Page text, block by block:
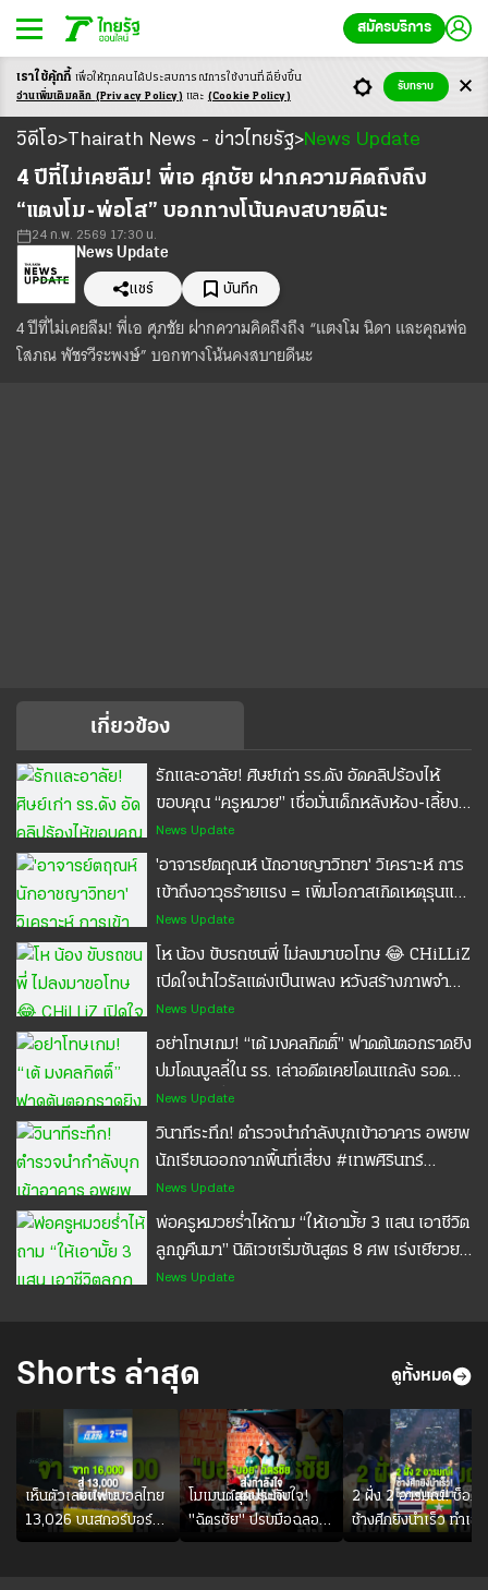
สมัครบริการ
วิดีโอ
วิดีโอ>Thairath News - ข่าวไทยรัฐ>News Update
Loaded:
4 ปีที่ไม่เคยลืม! พี่เอ ศุภชัย ฝากความคิดถึงถึง
“แตงโม-พ่อโส” บอกทางโน้นคงสบายดีนะ
24 ก.พ. 2569 17:30 น.
News Update
แชร์ บันทึก
4 ปีที่ไม่เคยลืม! พี่เอ ศุภชัย ฝากความคิดถึงถึง “แตงโม นิดา และคุณพ่อ
โสภณ พัชรวีระพงษ์” บอกทางโน้นคงสบายดีนะ
เกี่ยวข้อง
รักและอาลัย! ศิษย์เก่า รร.ดัง อัดคลิปร้องไห้
ขอบคุณ “ครูหมวย” เชื่อมั่นเด็กหลังห้อง-เลี้ยง
ข้าวตอนไม่มีตังค์ #ครูหมวย #เทพศิรินทร์
นนทบุรี #POPPU
News Update
'อาจารย์ตฤณห์ นักอาชญาวิทยา' วิเคราะห์ การ
เข้าถึงอาวุธร้ายแรง = เพิ่มโอกาสเกิดเหตุรุนแรง
#เทพศิรินทร์นนทบุรี #กราดยิง #POPPU
News Update
โห น้อง ขับรถชนพี่ ไม่ลงมาขอโทษ 😂 CHiLLiZ
เปิดใจนำไวรัลแต่งเป็นเพลง หวังสร้างภาพจำ
ครองใจแฟนคลับ
News Update
อย่าโทษเกม! “เต้ มงคลกิตติ์” ฟาดต้นตอกราดยิง
ปมโดนบูลลี่ใน รร. เล่าอดีตเคยโดนแกล้ง รอด
เพราะรุ่นพี่ช่วย #เทพศิรินทร์นนทบุรี #ไทยรัฐ
แคร์ชัวร์ #ประกันอุบัติเหตุ #ประกันมะเร็ง
News Update
วินาทีระทึก! ตำรวจนำกำลังบุกเข้าอาคาร อพยพ
นักเรียนออกจากพื้นที่เสี่ยง #เทพศิรินทร์
นนทบุรี #ไทยรัฐแคร์ชัวร์ #ประกันอุบัติเหตุ
#ประกันมะเร็ง
News Update
พ่อครูหมวยร่ำไห้ถาม “ให้เอามั้ย 3 แสน เอาชีวิต
ลูกกูคืนมา” นิติเวชเริ่มชันสูตร 8 ศพ เร่งเยียวยา
ครอบครัว #ครูหมวย #เทพศิรินทร์นนทบุรี
News Update
Shorts ล่าสุด ดูทั้งหมด
เห็นตัวเลขแฟนบอลไทย
13,026 บนสกอร์บอร์ด
แล้วแอบใจหาย น้อยกว่า
โมเมนต์สุดประทับใจ!
"ฉัตรชัย" ปรบมือฉลอง
ประตูแรกให้ดาวรุ่ง "เจะ
2 ฝั่ง 2 อารมณ์! ช็อต
ช้างศึกยิงนำเร็ว ทำเอา
แฟนเมียนมาถึงกับช็อก
เราใช้คุ้กกี้ เพื่อให้ทุกคนได้ประสบการณ์การใช้งานที่ดียิ่งขึ้น
อ่านเพิ่มเติมคลิก (Privacy Policy) และ (Cookie Policy)
รับทราบ